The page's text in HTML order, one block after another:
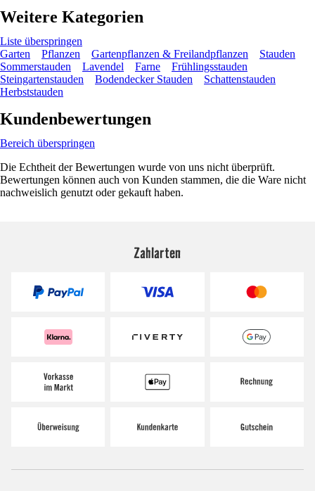
Weitere Kategorien
Liste überspringen
Garten
Pflanzen Gartenpflanzen & Freilandpflanzen
Stauden
Sommerstauden
Lavendel Farne
Frühlingsstauden
Steingartenstauden
Bodendecker Stauden
Schattenstauden
Herbststauden
Kundenbewertungen
Bereich überspringen
Die Echtheit der Bewertungen wurde von uns nicht überprüft.
Bewertungen können auch von Kunden stammen, die die Ware nicht
nachweislich genutzt oder gekauft haben.
Zahlarten